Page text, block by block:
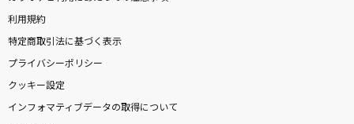
利用規約
特定商取引法に基づく表示
プライバシーポリシー
クッキー設定
インフォマティブデータの取得について